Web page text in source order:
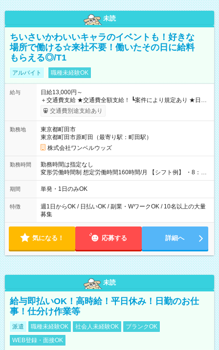
未読
ちいさいかわいいキャラのイベントも！好きな
場所で働ける☆来社不要！働いたその日に給料
もらえる◎/T1
アルバイト 職種未経験OK
給与
日給13,000円～
＋交通費支給 ★交通費全額支給！ ┗案件により規定あり ★日払
いOK！（規定あり） ┗働いたその日に現金GET♪ お仕事後はコ
ンビニATMから 日払い分を引き落とせます！ 【試用期間】試
交通費別途支給あり
勤務地
東京都町田市
東京都町田市原町田（最寄り駅：町田駅）
株式会社ワンベルウッズ
勤務時間
勤務時間は指定なし
変形労働時間制 想定労働時間160時間/月 【シフト例】 ・8：00
～21：00
期間 単発・1日のみOK
特徴
週1日からOK / 日払いOK / 副業・WワークOK / 10名以上の大量
募集
気になる！ 応募する 詳細へ
未読
給与即払いOK！高時給！平日休み！日勤のお仕
事！仕分け作業等
派遣 職種未経験OK 社会人未経験OK
ブランクOK
WEB登録・面接OK